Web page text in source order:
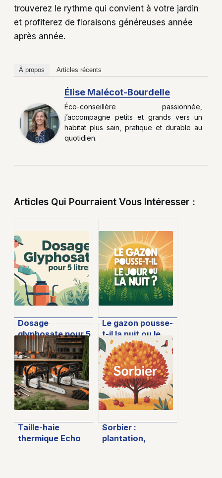
trouverez le rythme qui convient à votre jardin
et profiterez de floraisons généreuses année
après année.
À propos Articles récents
Élise Malécot-Bourdelle
Éco-conseillère passionnée,
j’accompagne petits et grands vers un
habitat plus sain, pratique et durable au
quotidien.
Articles Qui Pourraient Vous Intéresser :
Dosage
glyphosate pour 5
litres d’eau :
conseils pratiques
et sécurité
Le gazon pousse-
t-il la nuit ou le
jour ? Analyse et
conseils pour une
pelouse saine
Taille-haie
thermique Echo
Sorbier :
plantation,